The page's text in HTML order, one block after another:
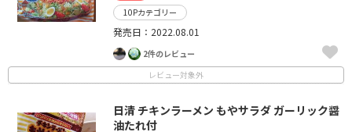
10Pカテゴリー
発売日：2022.08.01
2件のレビュー
レビュー対象外
日清 チキンラーメン もやサラダ ガーリック醤
油たれ付